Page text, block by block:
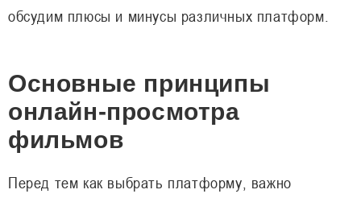
обсудим плюсы и минусы различных платформ.
Основные принципы
онлайн-просмотра
фильмов
Перед тем как выбрать платформу, важно